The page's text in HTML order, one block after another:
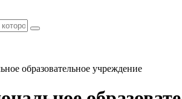
образовательное учреждение